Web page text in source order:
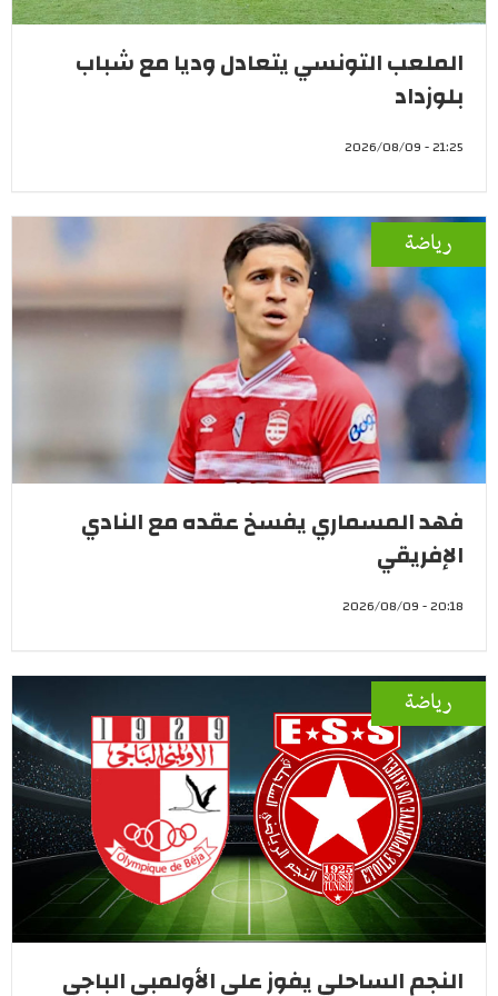
الملعب التونسي يتعادل وديا مع شباب
بلوزداد
21:25 - 2026/08/09
رياضة
فهد المسماري يفسخ عقده مع النادي
الإفريقي
20:18 - 2026/08/09
رياضة
النجم الساحلي يفوز على الأولمبي الباجي